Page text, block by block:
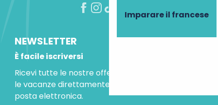
Imparare il francese
NEWSLETTER
È facile iscriversi
Ricevi tutte le nostre offerte speciali e le idee per
le vacanze direttamente nella tua casella di
posta elettronica.